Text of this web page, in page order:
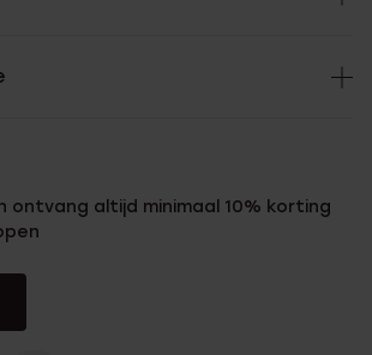
ontvang altijd minimaal 10% korting